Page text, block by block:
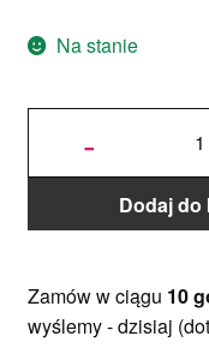
Na stanie
-
ilość
Pisanka-
zestaw 2
Decora
Dodaj do
Zamów w ciągu 10
wyślemy -dzisiaj